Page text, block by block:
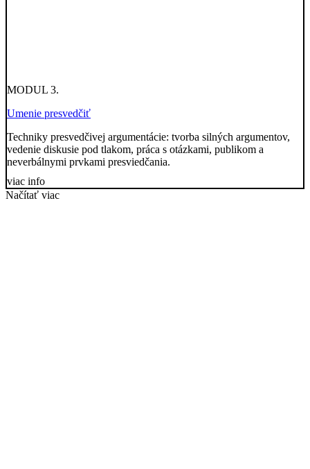
MODUL 3.
Umenie presvedčiť
Techniky presvedčivej argumentácie: tvorba silných argumentov,
vedenie diskusie pod tlakom, práca s otázkami, publikom a
neverbálnymi prvkami presviedčania.
viac info
Načítať viac